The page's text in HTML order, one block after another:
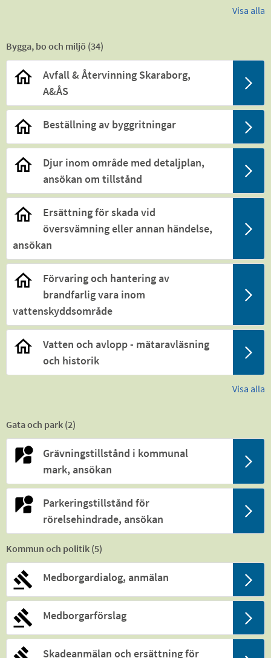
Visa alla
Bygga, bo och miljö (34)
Avfall & Återvinning Skaraborg,
A&ÅS
Beställning av byggritningar
Djur inom område med detaljplan,
ansökan om tillstånd
Ersättning för skada vid
översvämning eller annan händelse,
ansökan
Förvaring och hantering av
brandfarlig vara inom
vattenskyddsområde
Vatten och avlopp - mätaravläsning
och historik
Visa alla
Gata och park (2)
Grävningstillstånd i kommunal
mark, ansökan
Parkeringstillstånd för
rörelsehindrade, ansökan
Kommun och politik (5)
Medborgardialog, anmälan
Medborgarförslag
Skadeanmälan och ersättning för